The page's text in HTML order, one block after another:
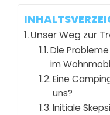
Unser Weg zur
Die
im
Eine
uns?
Initiale